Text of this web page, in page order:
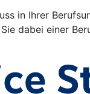
in Ihrer
dabei einer